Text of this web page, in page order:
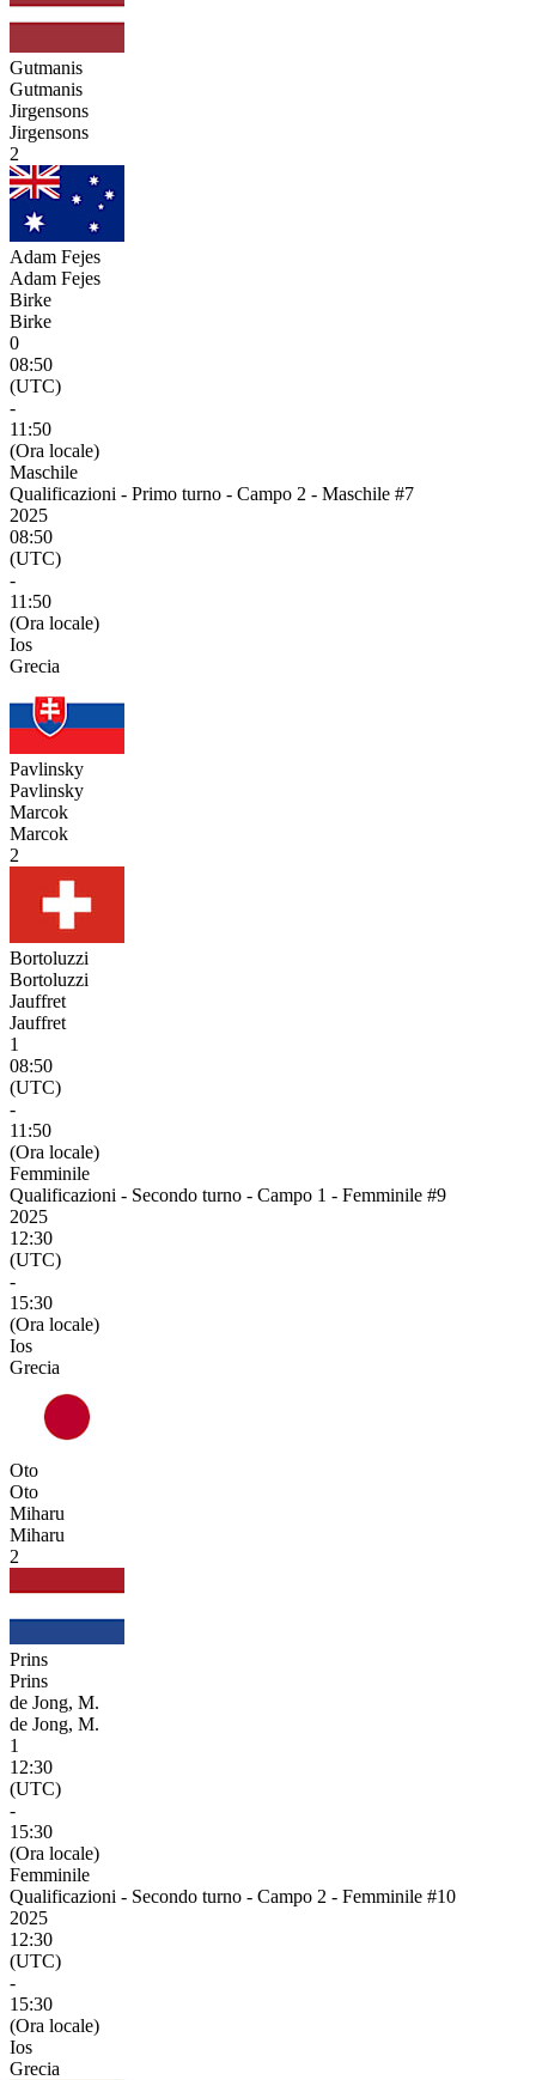
Gutmanis
Gutmanis
Jirgensons
Jirgensons
2
Adam Fejes
Adam Fejes
Birke
Birke
0
08:50
(UTC)
-
11:50
(Ora locale)
Maschile
Qualificazioni - Primo turno - Campo 2 - Maschile #7
2025
08:50
(UTC)
-
11:50
(Ora locale)
Ios
Grecia
Pavlinsky
Pavlinsky
Marcok
Marcok
2
Bortoluzzi
Bortoluzzi
Jauffret
Jauffret
1
08:50
(UTC)
-
11:50
(Ora locale)
Femminile
Qualificazioni - Secondo turno - Campo 1 - Femminile #9
2025
12:30
(UTC)
-
15:30
(Ora locale)
Ios
Grecia
Oto
Oto
Miharu
Miharu
2
Prins
Prins
de Jong, M.
de Jong, M.
1
12:30
(UTC)
-
15:30
(Ora locale)
Femminile
Qualificazioni - Secondo turno - Campo 2 - Femminile #10
2025
12:30
(UTC)
-
15:30
(Ora locale)
Ios
Grecia